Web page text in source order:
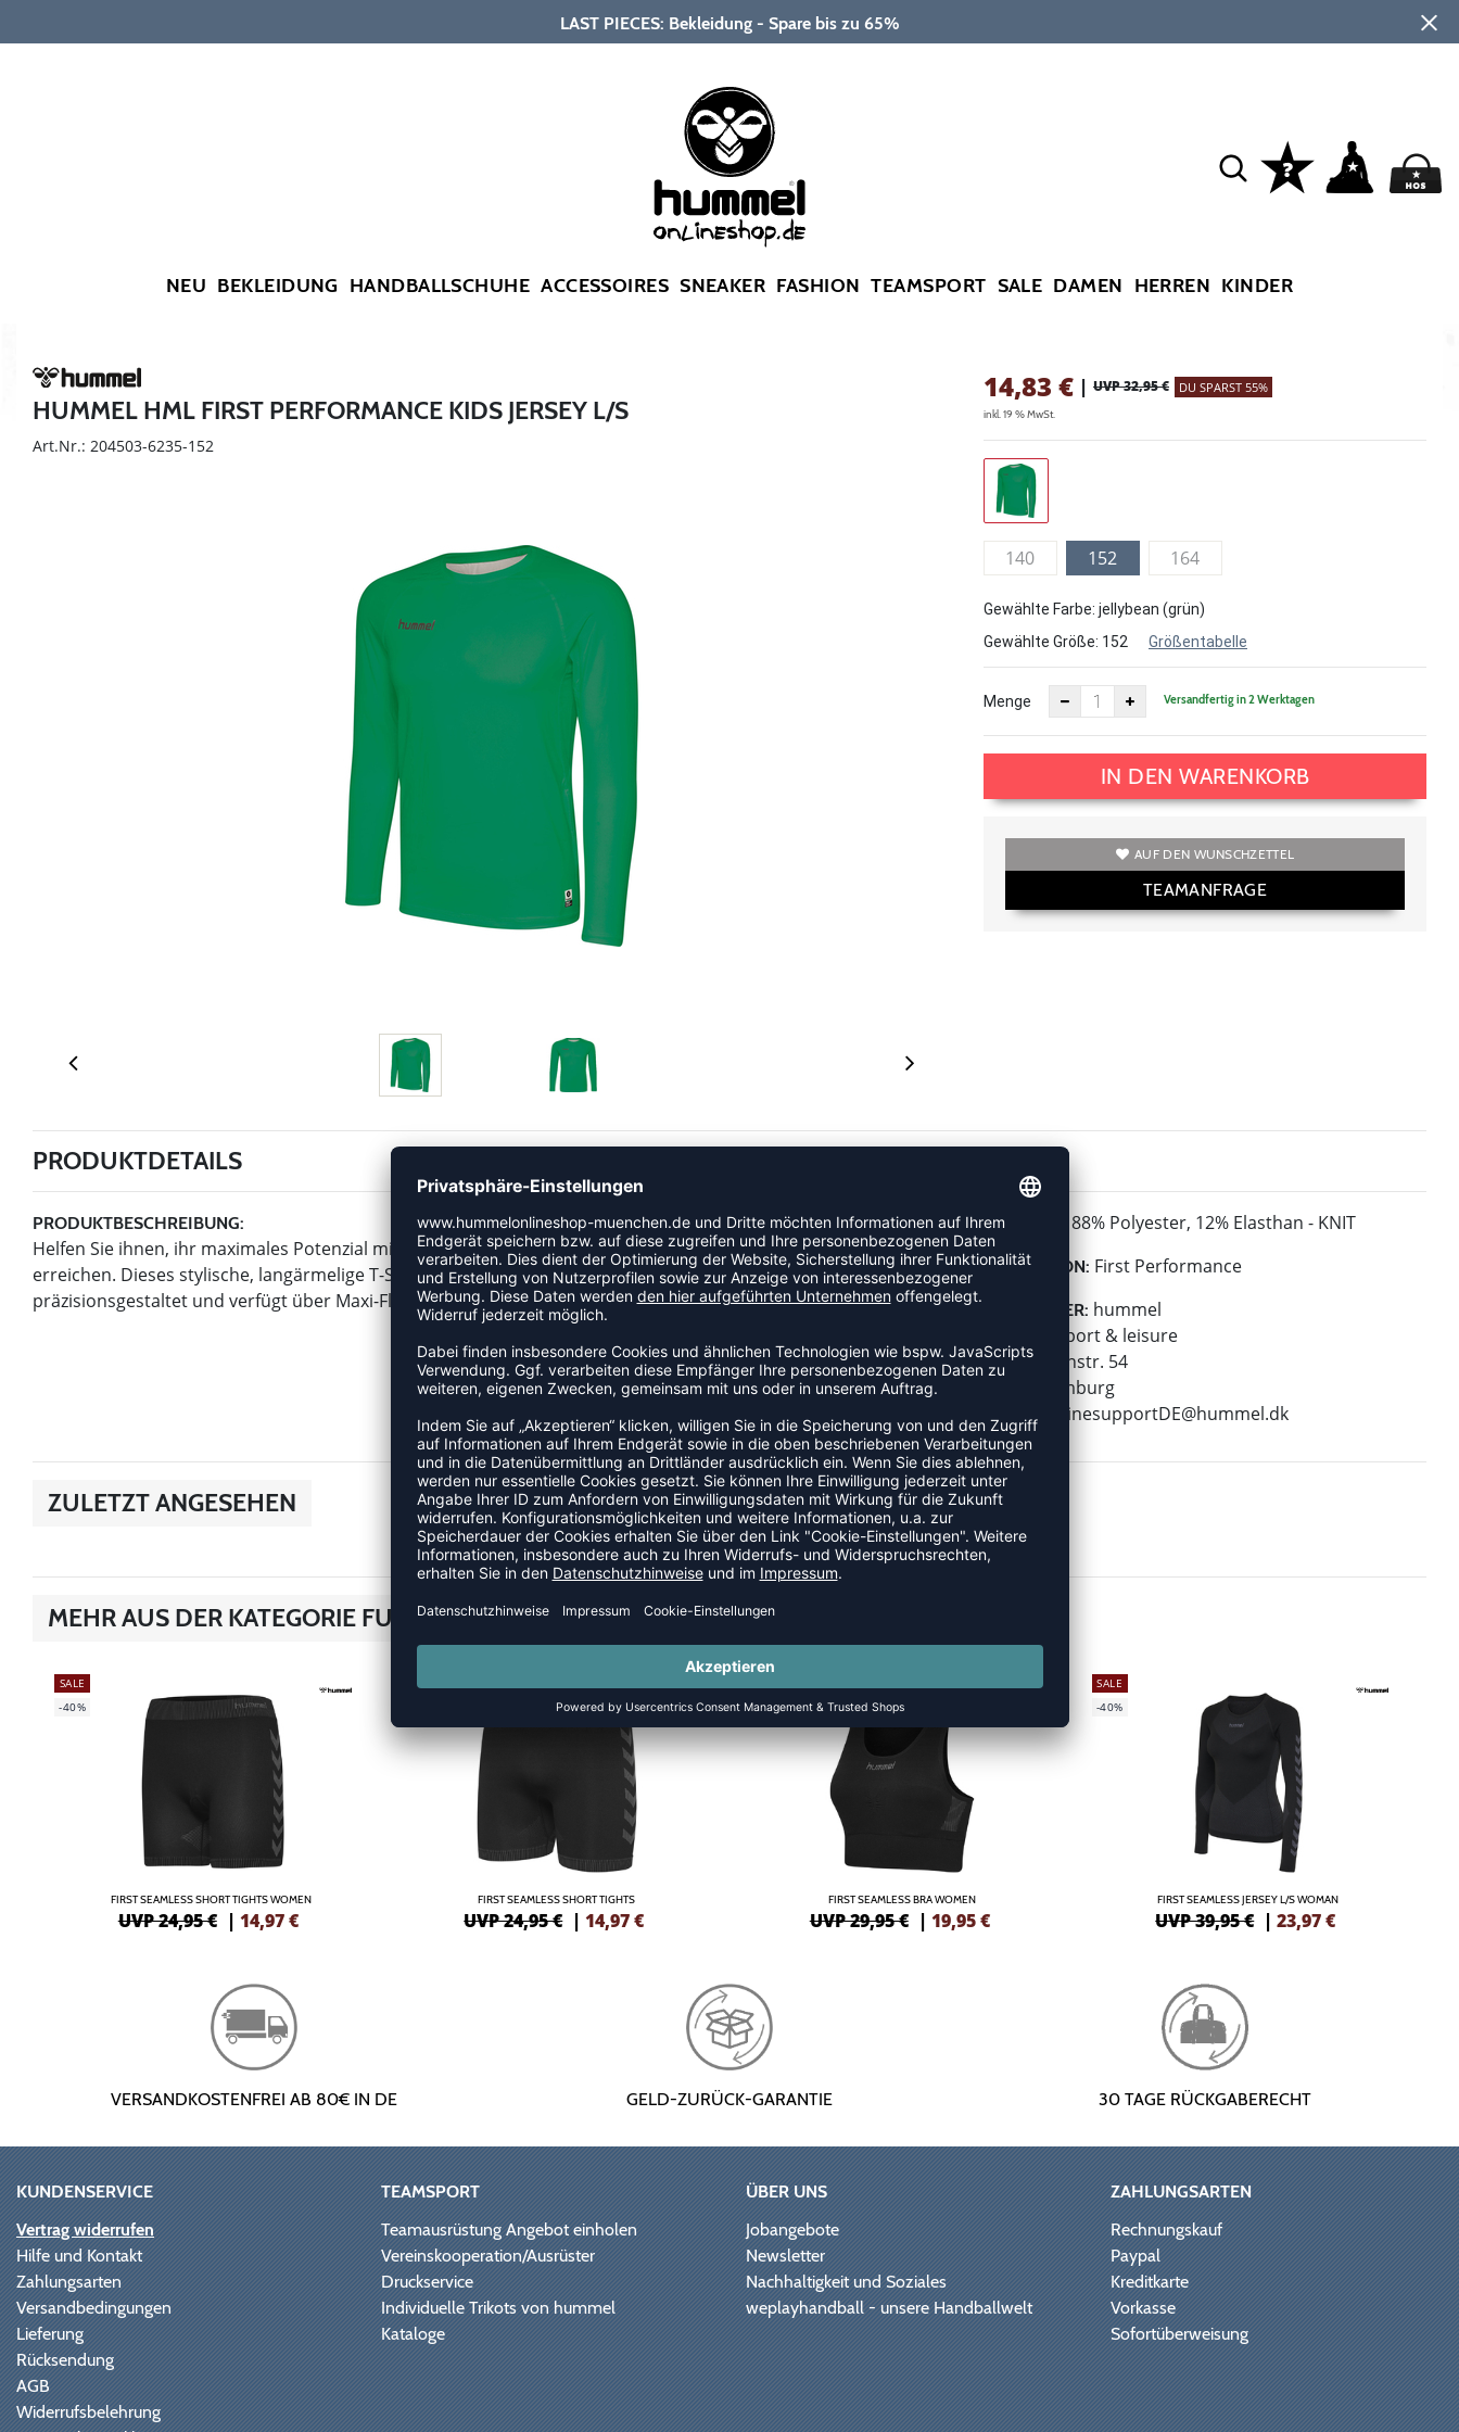
LAST PIECES: Bekleidung - Spare bis zu 65%
NEU BEKLEIDUNG HANDBALLSCHUHE ACCESSOIRES SNEAKER FASHION TEAMSPORT SALE DAMEN HERREN KINDER
HUMMEL HML FIRST PERFORMANCE KIDS JERSEY L/S
Art.Nr.: 204503-6235-152
14,83 € | UVP 32,95 € DU SPARST 55%
inkl. 19 % MwSt.
140 152 164
Gewählte Farbe: jellybean (grün)
Gewählte Größe: 152 Größentabelle
Menge Versandfertig in 2 Werktagen
IN DEN WARENKORB
AUF DEN WUNSCHZETTEL
TEAMANFRAGE
PRODUKTDETAILS
PRODUKTBESCHREIBUNG:
Helfen Sie ihnen, ihr maximales Potenzial mit dem hummel® HML FIRST PERFORMANCE KIDS JERSEY L / S zu
erreichen. Dieses stylische, langärmelige T-Shirt wurde im Hinblick auf Leistung und Perfektion
präzisionsgestaltet und verfügt über Maxi-Flex-Unterarmeinsätze für optimale Beweglichkeit.
MATERIAL: 88% Polyester, 12% Elasthan - KNIT
KOLLEKTION: First Performance
HERSTELLER: hummel
hummel sport & leisure
Leverkusenstr. 54
22761 Hamburg
E-Mail:
onlinesupportDE@hummel.dk
ZULETZT ANGESEHEN
MEHR AUS DER KATEGORIE FUNKTIONSKLEIDUNG
SALE
-40%
FIRST SEAMLESS SHORT TIGHTS WOMEN
UVP 24,95 € | 14,97€
SALE
FIRST SEAMLESS SHORT TIGHTS
UVP 24,95 € |14,97€
-33%
FIRST SEAMLESS BRA WOMEN
UVP 29,95 € | 19,95€
SALE
-40%
FIRST SEAMLESS JERSEY L/S WOMAN
UVP 39,95 € |23,97€
VERSANDKOSTENFREI AB 80€ IN DE GELD-ZURÜCK-GARANTIE 30 TAGE RÜCKGABERECHT
KUNDENSERVICE
Vertrag widerrufen
Hilfe und Kontakt
Zahlungsarten
Versandbedingungen
Lieferung
Rücksendung
AGB
Widerrufsbelehrung
TEAMSPORT
Teamausrüstung Angebot einholen
Vereinskooperation/Ausrüster
Druckservice
Individuelle Trikots von hummel
Kataloge
ÜBER UNS
Jobangebote
Newsletter
Nachhaltigkeit und Soziales
weplayhandball - unsere Handballwelt
ZAHLUNGSARTEN
Rechnungskauf
Paypal
Kreditkarte
Vorkasse
Sofortüberweisung